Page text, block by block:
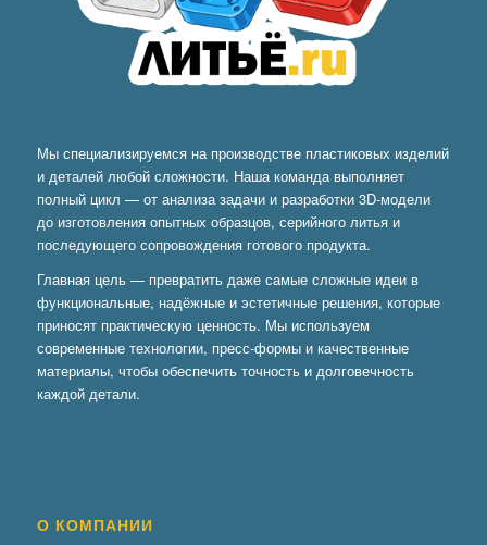
Мы специализируемся на производстве пластиковых изделий
и деталей любой сложности. Наша команда выполняет
полный цикл — от анализа задачи и разработки 3D-модели
до изготовления опытных образцов, серийного литья и
последующего сопровождения готового продукта.
Главная цель — превратить даже самые сложные идеи в
функциональные, надёжные и эстетичные решения, которые
приносят практическую ценность. Мы используем
современные технологии, пресс-формы и качественные
материалы, чтобы обеспечить точность и долговечность
каждой детали.
О КОМПАНИИ